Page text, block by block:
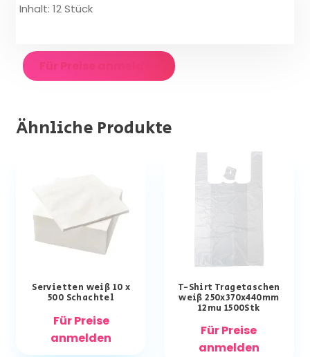
Inhalt: 12 Stück
Für Preise anmelden
Ähnliche Produkte
Servietten weiß 10 x
500 Schachtel
Für Preise
anmelden
T-Shirt Tragetaschen
weiß 250x370x440mm
12mu 1500Stk
Für Preise
anmelden